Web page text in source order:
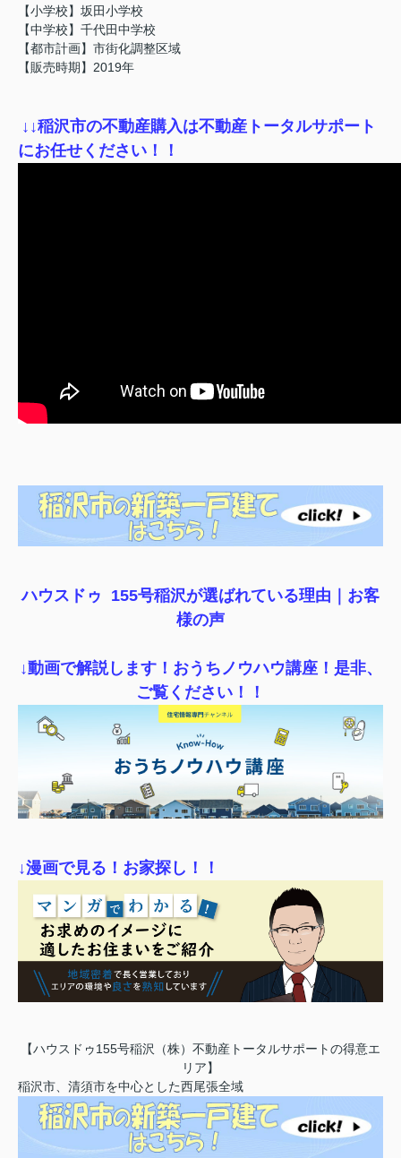
【小学校】坂田小学校
【中学校】千代田中学校
【都市計画】市街化調整区域
【販売時期】2019年
↓ ↓稲沢市の不動産購入は不動産トータルサポート
にお任せください！！
ハウスドゥ 155号稲沢が選ばれている理由｜ お客
様の声
↓動画で解説します！おうちノウハウ講座！是非、
ご覧ください！！
↓漫画で見る！お家探し！！
【ハウスドゥ155号稲沢（株）不動産トータルサポートの得意エ
リア】
稲沢市、清須市を中心とした西尾張全域